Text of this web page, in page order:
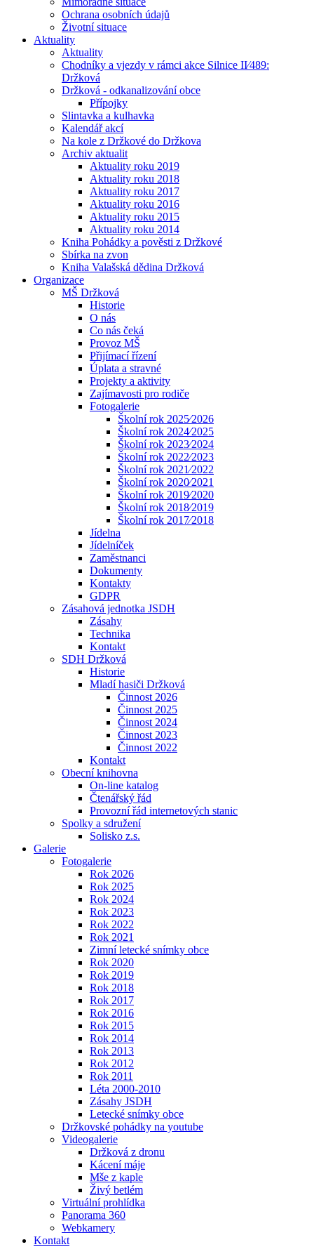
Ochrana osobních údajů
Životní situace
Aktuality
Aktuality
Chodníky a vjezdy v rámci akce Silnice II⁄489:
Držková
Držková - odkanalizování obce
Přípojky
Slintavka a kulhavka
Kalendář akcí
Na kole z Držkové do Držkova
Archiv aktualit
Aktuality roku 2019
Aktuality roku 2018
Aktuality roku 2017
Aktuality roku 2016
Aktuality roku 2015
Aktuality roku 2014
Kniha Pohádky a pověsti z Držkové
Sbírka na zvon
Kniha Valašská dědina Držková
Organizace
MŠ Držková
Historie
O nás
Co nás čeká
Provoz MŠ
Přijímací řízení
Úplata a stravné
Projekty a aktivity
Zajímavosti pro rodiče
Fotogalerie
Školní rok 2025⁄2026
Školní rok 2024⁄2025
Školní rok 2023⁄2024
Školní rok 2022⁄2023
Školní rok 2021⁄2022
Školní rok 2020⁄2021
Školní rok 2019⁄2020
Školní rok 2018⁄2019
Školní rok 2017⁄2018
Jídelna
Jídelníček
Zaměstnanci
Dokumenty
Kontakty
GDPR
Zásahová jednotka JSDH
Zásahy
Technika
Kontakt
SDH Držková
Historie
Mladí hasiči Držková
Činnost 2026
Činnost 2025
Činnost 2024
Činnost 2023
Činnost 2022
Kontakt
Obecní knihovna
On-line katalog
Čtenářský řád
Provozní řád internetových stanic
Spolky a sdružení
Solisko z.s.
Galerie
Fotogalerie
Rok 2026
Rok 2025
Rok 2024
Rok 2023
Rok 2022
Rok 2021
Zimní letecké snímky obce
Rok 2020
Rok 2019
Rok 2018
Rok 2017
Rok 2016
Rok 2015
Rok 2014
Rok 2013
Rok 2012
Rok 2011
Léta 2000-2010
Zásahy JSDH
Letecké snímky obce
Držkovské pohádky na youtube
Videogalerie
Držková z dronu
Kácení máje
Mše z kaple
Živý betlém
Virtuální prohlídka
Panorama 360
Webkamery
Kontakt